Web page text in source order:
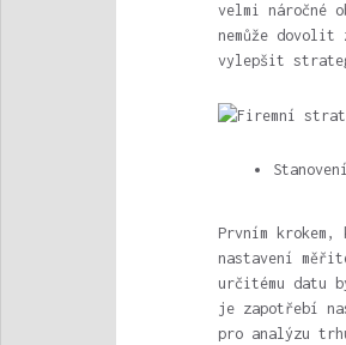
velmi náročné
nemůže dovolit
vylepšit
Prvním
nastavení
určitému datu
je zapotřebí
pro analýzu